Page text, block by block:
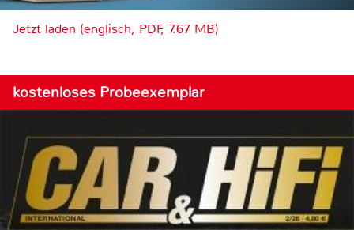
Jetzt laden (englisch, PDF, 7.67 MB)
kostenloses Probeexemplar